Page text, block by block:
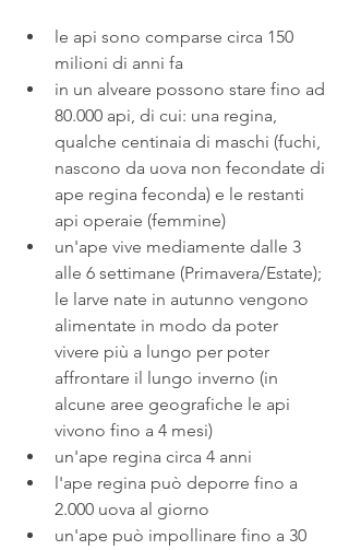
le api sono comparse circa 150
milioni di anni fa
in un alveare possono stare fino ad
80.000 api, di cui: una regina,
qualche centinaia di maschi (fuchi,
nascono da uova non fecondate di
ape regina feconda) e le restanti
api operaie (femmine)
un'ape vive mediamente dalle 3
alle 6 settimane (Primavera/Estate);
le larve nate in autunno vengono
alimentate in modo da poter
vivere più a lungo per poter
affrontare il lungo inverno (in
alcune aree geografiche le api
vivono fino a 4 mesi)
un'ape regina circa 4 anni
l'ape regina può deporre fino a
2.000 uova al giorno
un'ape può impollinare fino a 30